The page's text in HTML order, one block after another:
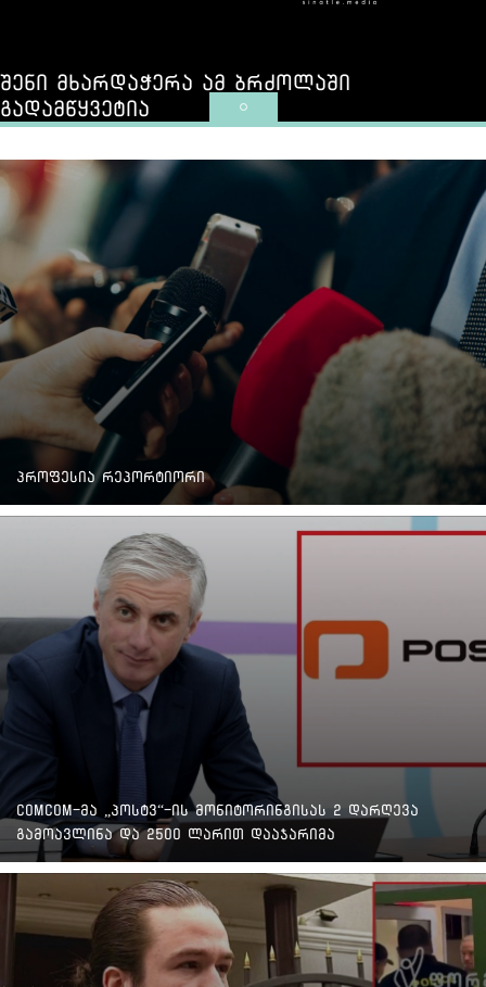
შენი მხარდაჭერა ამ ბრძოლაში
გადამწყვეტია
პროფესია რეპორტიორი
ComCom-მა „პოსტვ“-ის მონიტორინგისას 2 დარღევა
გამოავლინა და 2500 ლარით დააჯარიმა